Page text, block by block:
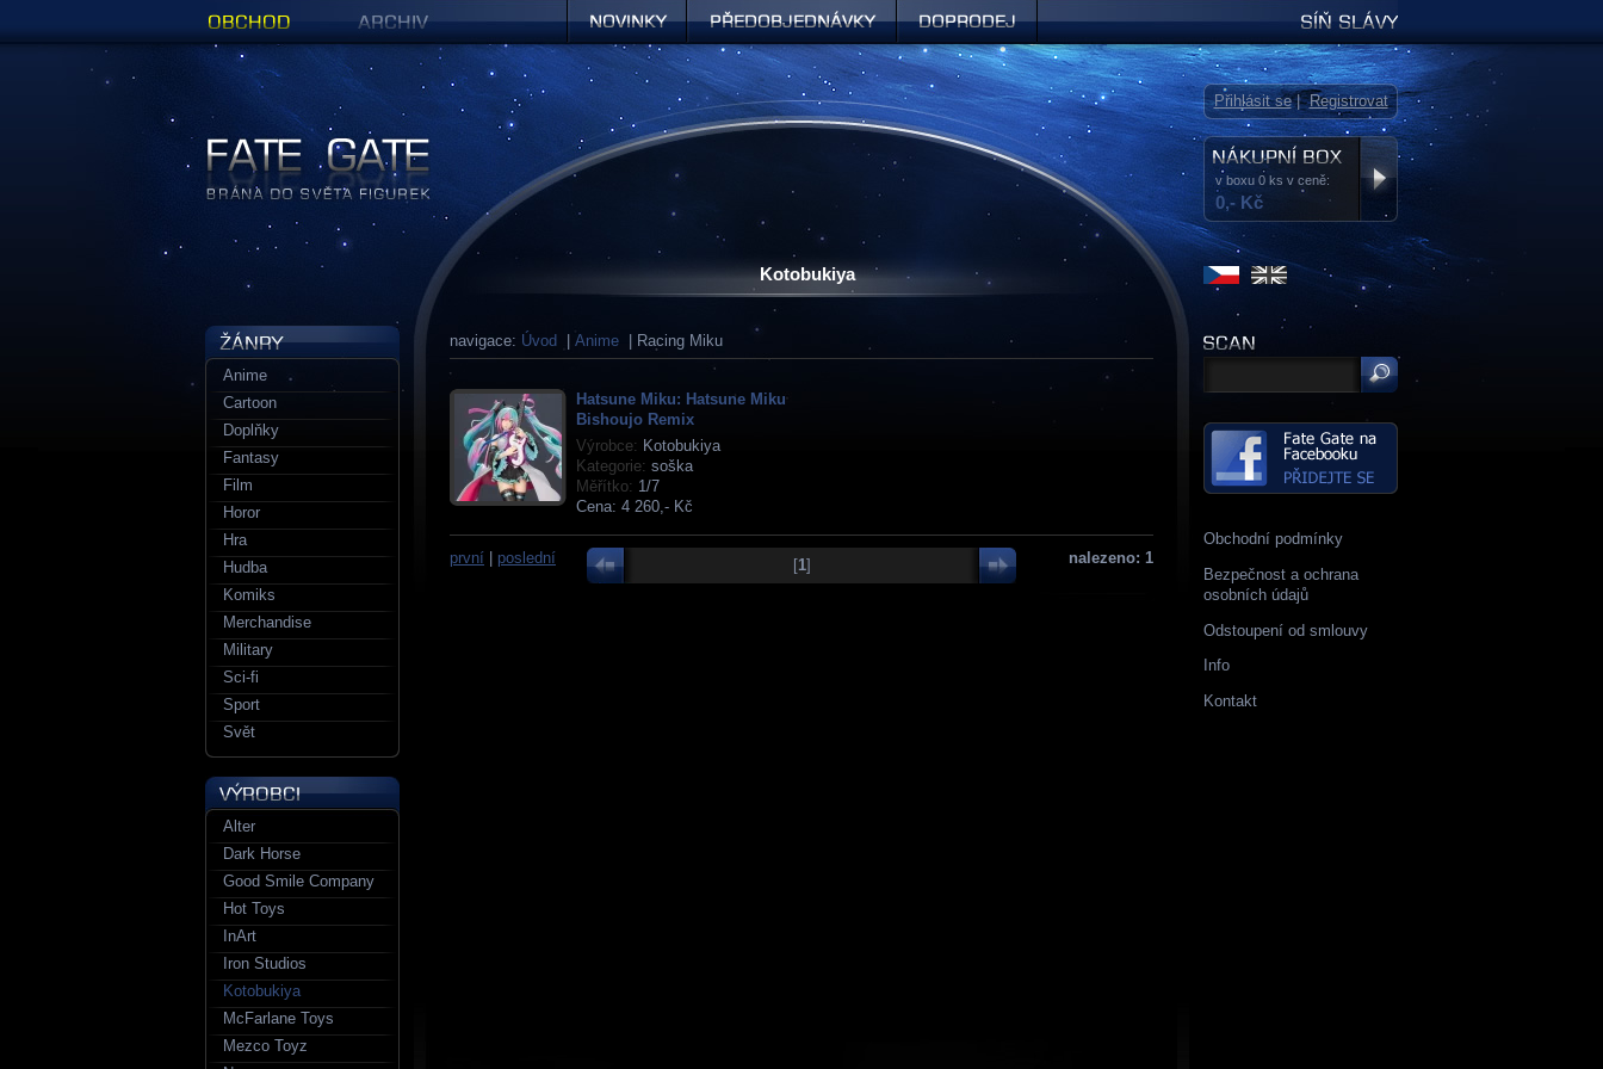
Kotobukiya
navigace: Úvod Anime | Racing Miku
Hatsune Miku: Hatsune Miku
Bishoujo Remix
Výrobce: Kotobukiya
Kategorie: soška
Měřítko: 1/7
Cena: 4 260,- Kč
první poslední nalezeno: 1
[1]
Obchodní podmínky
Bezpečnost a ochrana
osobních údajů
Odstoupení od smlouvy
Info
Kontakt
Anime
Cartoon
Doplňky
Fantasy
Film
Horor
Hra
Hudba
Komiks
Merchandise
Military
Sci-fi
Sport
Svět
Alter
Dark Horse
Good Smile Company
Hot Toys
InArt
Iron Studios
Kotobukiya
McFarlane Toys
Mezco Toyz
Figurky a sošky | Fate Gate
v boxu 0 ks v ceně:
0,- Kč
Přihlásit se|Registrovat
Předobjednávky Síň slávy